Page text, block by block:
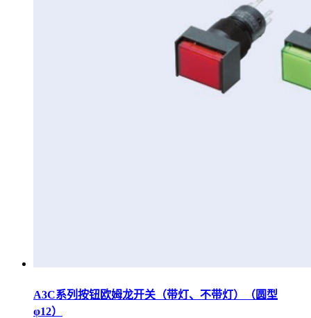
A3C系列按钮欧姆龙开关（带灯、不带灯）（圆型
φ12）